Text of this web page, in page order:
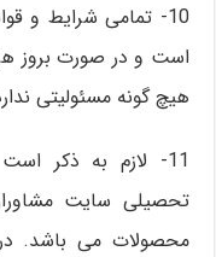
10- تمامی شرایط و
هیچ گونه مسئولیتی
11- لازم به ذکر
محصولات می باشد.